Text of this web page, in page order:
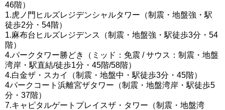
46階）
1.虎ノ門ヒルズレジデンシャルタワー（制震・地盤強・駅
徒歩2分・54階）
1.麻布台ヒルズレジデンス（制震・地盤強・駅徒歩3分・54
階）
4.パークタワー勝どき（ミッド：免震 / サウス：制震・地盤
湾岸・駅直結/徒歩1分・45階/58階）
4.白金ザ・スカイ（制震・地盤中・駅徒歩3分・45階）
4パークコート浜離宮ザタワー（制震・地盤湾岸・駅徒歩5
分・37階）
7.キャピタルゲートプレイスザ・タワー（制震・地盤湾